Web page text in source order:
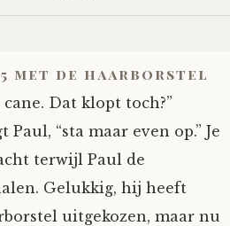
met de haarborstel
cane. Dat klopt toch?”
Paul, “sta maar even op.” Je
terwijl Paul de
Gelukkig, hij heeft
uitgekozen, maar nu